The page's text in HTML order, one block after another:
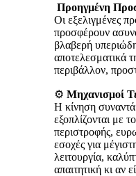
Προηγμένη
Οι εξελιγμένες
προσφέρουν
βλαβερή
αποτελεσματικά
περιβάλλον,
⚙️ Μηχανισμοί
Η κίνηση
εξοπλίζονται με
περιστροφής,
εσοχές για
λειτουργία,
απαιτητική κι αν